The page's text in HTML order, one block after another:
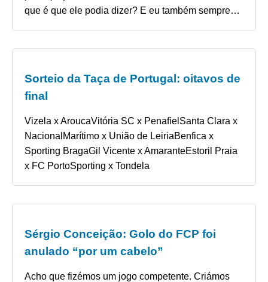
que é que ele podia dizer? E eu também sempre…
Sorteio da Taça de Portugal: oitavos de
final
Vizela x AroucaVitória SC x PenafielSanta Clara x
NacionalMarítimo x União de LeiriaBenfica x
Sporting BragaGil Vicente x AmaranteEstoril Praia
x FC PortoSporting x Tondela
Sérgio Conceição: Golo do FCP foi
anulado “por um cabelo”
Acho que fizémos um jogo competente. Criámos